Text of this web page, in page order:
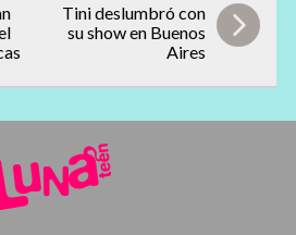
Tini deslumbró con
su show en Buenos
Aires